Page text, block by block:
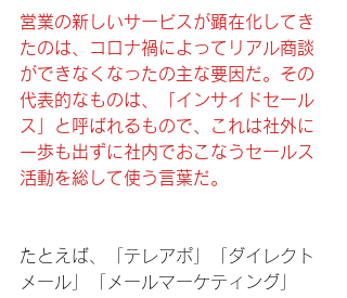
営業の新しいサービスが顕在化してき
たのは、コロナ禍によってリアル商談
ができなくなったの主な要因だ。その
代表的なものは、「インサイドセール
ス」と呼ばれるもので、これは社外に
一歩も出ずに社内でおこなうセールス
活動を総して使う言葉だ。
たとえば、「テレアポ」「ダイレクト
メール」「メールマーケティング」